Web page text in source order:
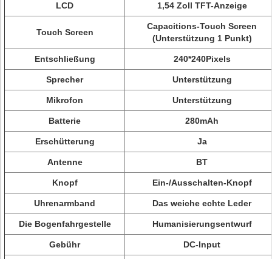
LCD 1,54 Zoll TFT-Anzeige
Touch Screen
Capacitions-Touch Screen
(Unterstützung 1 Punkt)
Entschließung 240*240Pixels
Sprecher Unterstützung
Mikrofon Unterstützung
Batterie 280mAh
Erschütterung Ja
Antenne BT
Knopf Ein-/Ausschalten-Knopf
Uhrenarmband Das weiche echte Leder
Die Bogenfahrgestelle Humanisierungsentwurf
Gebühr DC-Input